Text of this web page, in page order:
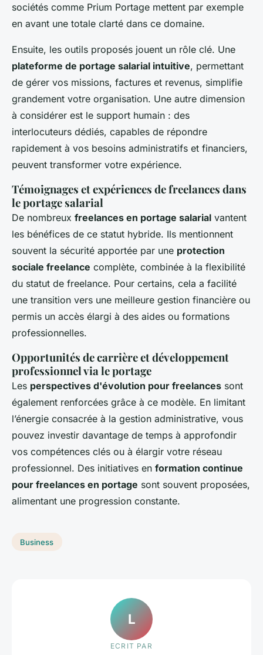
sociétés comme Prium Portage mettent par exemple
en avant une totale clarté dans ce domaine.
Ensuite, les outils proposés jouent un rôle clé. Une
plateforme de portage salarial intuitive, permettant
de gérer vos missions, factures et revenus, simplifie
grandement votre organisation. Une autre dimension
à considérer est le support humain : des
interlocuteurs dédiés, capables de répondre
rapidement à vos besoins administratifs et financiers,
peuvent transformer votre expérience.
Témoignages et expériences de freelances dans
le portage salarial
De nombreux freelances en portage salarial vantent
les bénéfices de ce statut hybride. Ils mentionnent
souvent la sécurité apportée par une protection
sociale freelance complète, combinée à la flexibilité
du statut de freelance. Pour certains, cela a facilité
une transition vers une meilleure gestion financière ou
permis un accès élargi à des aides ou formations
professionnelles.
Opportunités de carrière et développement
professionnel via le portage
Les perspectives d'évolution pour freelances sont
également renforcées grâce à ce modèle. En limitant
l’énergie consacrée à la gestion administrative, vous
pouvez investir davantage de temps à approfondir
vos compétences clés ou à élargir votre réseau
professionnel. Des initiatives en formation continue
pour freelances en portage sont souvent proposées,
alimentant une progression constante.
Business
L
ECRIT PAR